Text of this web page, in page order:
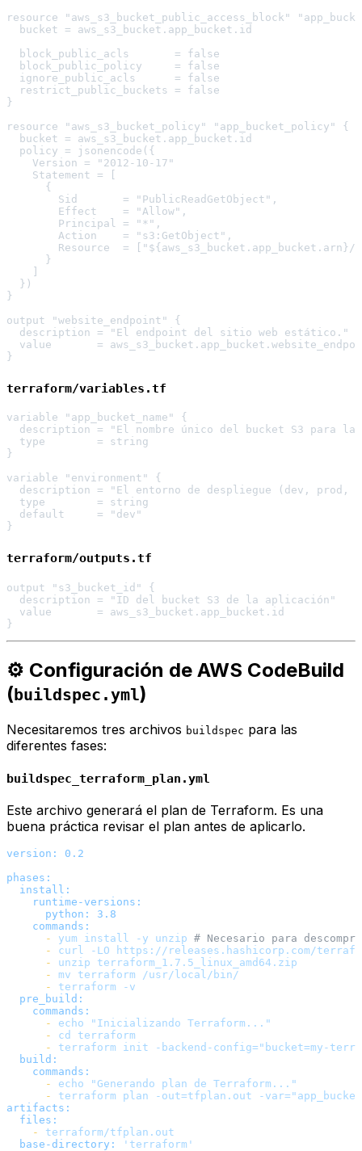
resource "aws_s3_bucket_public_access_block"
  bucket = aws_s3_bucket.app_bucket.id
  block_public_acls       = false
  block_public_policy     = false
  ignore_public_acls      = false
  restrict_public_buckets = false
}
resource "aws_s3_bucket_policy" "app_bucket_policy" {
  bucket = aws_s3_bucket.app_bucket.id
  policy = jsonencode({
    Version = "2012-10-17"
    Statement = [
      {
        Sid       = "PublicReadGetObject",
        Effect    = "Allow",
        Principal = "*",
        Action    = "s3:GetObject",
Resource  = ["${aws_s3_bucket.app_bucket.arn}/
      }
  })
}
output "website_endpoint" {
  description = "El endpoint del sitio web estático."
value       =
terraform/variables.tf
variable "app_bucket_name" {
description = "El nombre único del bucket S3 para la
  type        = string
}
variable "environment" {
description = "El entorno de despliegue (dev, prod,
  type        = string
  default     = "dev"
terraform/outputs.tf
output "s3_bucket_id" {
  description = "ID del bucket S3 de la aplicación"
  value       = aws_s3_bucket.app_bucket.id
⚙️ Configuración de AWS CodeBuild
(buildspec.yml)
Necesitaremos tres archivos buildspec para las
diferentes fases:
buildspec_terraform_plan.yml
Este archivo generará el plan de Terraform. Es una
buena práctica revisar el plan antes de aplicarlo.
version:
0.2
phases:
install:
runtime-versions:
python:
3.8
commands:
-
yum install -y unzip # Necesario para
-
curl -LO
https://releases.hashicorp.com/
-
unzip
terraform_1.7.5_linux_amd64.zip
-
mv terraform
/usr/local/bin/
-
terraform
-v
pre_build:
commands:
-
echo
"Inicializando Terraform..."
-
cd
terraform
-
terraform init
-backend-config="bucket=my-
build:
commands:
-
echo
"Generando plan de Terraform..."
-
terraform plan -out=tfplan.out
-
artifacts:
files:
-
terraform/tfplan.out
base-directory:
'terraform'